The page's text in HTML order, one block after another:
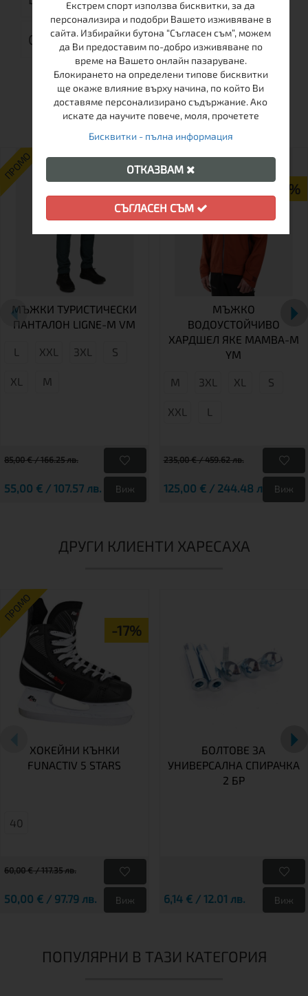
ОТЗИВИ (0)
ОЩЕ ОТ ТАЗИ МАРКА
ПРОМО
МЪЖКИ ТУРИСТИЧЕСКИ
ПАНТАЛОН LIGNE-M VM
L XXL 3XL S
XL M
85,00 € / 166.25 лв.
55,00 € / 107.57 лв. Виж
ПРОМО
-47%
МЪЖКО
ВОДОУСТОЙЧИВО
ХАРДШЕЛ ЯКЕ MAMBA-M
YM
М 3XL XL S
XXL L
235,00 € / 459.62 лв.
125,00 € / 244.48 лв. Виж
ДРУГИ КЛИЕНТИ ХАРЕСАХА
ПРОМО
-17%
ХОКЕЙНИ КЪНКИ
FUNACTIV 5 STARS
40
60,00 € / 117.35 лв.
50,00 € / 97.79 лв. Виж
БОЛТОВЕ ЗА
УНИВЕРСАЛНА СПИРАЧКА
2 БР
6,14 € / 12.01 лв. Виж
ПОПУЛЯРНИ В ТАЗИ КАТЕГОРИЯ
Екстрем спорт използва бисквитки, за да
персонализира и подобри Вашето изживяване в
сайта. Избирайки бутона “Съгласен съм”, можем
да Ви предоставим по-добро изживяване по
време на Вашето онлайн пазаруване.
Блокирането на определени типове бисквитки
ще окаже влияние върху начина, по който Ви
доставяме персонализирано съдържание. Ако
искате да научите повече, моля, прочетете
Бисквитки - пълна информация
ОТКАЗВАМ
СЪГЛАСЕН СЪМ